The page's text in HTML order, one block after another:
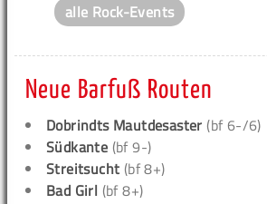
alle Rock-Events
Neue Barfuß Routen
Dobrindts Mautdesaster (bf 6-/6)
Südkante (bf 9-)
Streitsucht (bf 8+)
Bad Girl (bf 8+)